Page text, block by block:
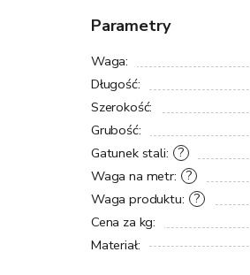
Parametry
Waga:
Długość:
Szerokość:
Grubość:
?
Gatunek stali:
?
Waga na metr:
?
Waga produktu:
Cena za kg:
Materiał: